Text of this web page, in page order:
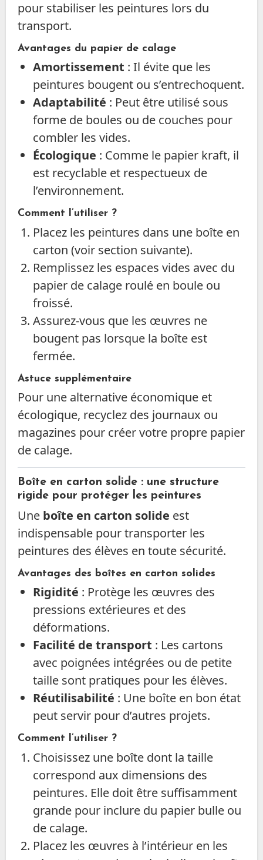
pour stabiliser les peintures lors du
transport.
Avantages du papier de calage
Amortissement : Il évite que les
peintures bougent ou s’entrechoquent.
Adaptabilité : Peut être utilisé sous
forme de boules ou de couches pour
combler les vides.
Écologique : Comme le papier kraft, il
est recyclable et respectueux de
l’environnement.
Comment l’utiliser ?
Placez les peintures dans une boîte en
carton (voir section suivante).
Remplissez les espaces vides avec du
papier de calage roulé en boule ou
froissé.
Assurez-vous que les œuvres ne
bougent pas lorsque la boîte est
fermée.
Astuce supplémentaire
Pour une alternative économique et
écologique, recyclez des journaux ou
magazines pour créer votre propre papier
de calage.
Boîte en carton solide : une structure
rigide pour protéger les peintures
Une boîte en carton solide est
indispensable pour transporter les
peintures des élèves en toute sécurité.
Avantages des boîtes en carton solides
Rigidité : Protège les œuvres des
pressions extérieures et des
déformations.
Facilité de transport : Les cartons
avec poignées intégrées ou de petite
taille sont pratiques pour les élèves.
Réutilisabilité : Une boîte en bon état
peut servir pour d’autres projets.
Comment l’utiliser ?
Choisissez une boîte dont la taille
correspond aux dimensions des
peintures. Elle doit être suffisamment
grande pour inclure du papier bulle ou
de calage.
Placez les œuvres à l’intérieur en les